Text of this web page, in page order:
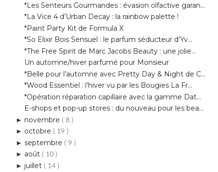
*Les Senteurs Gourmandes : évasion olfactive garan...
*La Vice 4 d’Urban Decay : la rainbow palette !
*Paint Party Kit de Formula X
*So Elixir Bois Sensuel : le parfum séducteur d’Yv...
*The Free Spirit de Marc Jacobs Beauty : une jolie...
Un automne/hiver parfumé pour Monsieur
*Belle pour l’automne avec Pretty Day & Night de C...
*Wood Essentiel : l’hiver vu par les Bougies La Fr...
*Opération réparation capillaire avec la gamme Dat...
E-shops et pop-up stores : du nouveau pour les bea...
► novembre ( 8 )
► octobre ( 19 )
► septembre ( 9 )
► août ( 10 )
► juillet ( 14 )